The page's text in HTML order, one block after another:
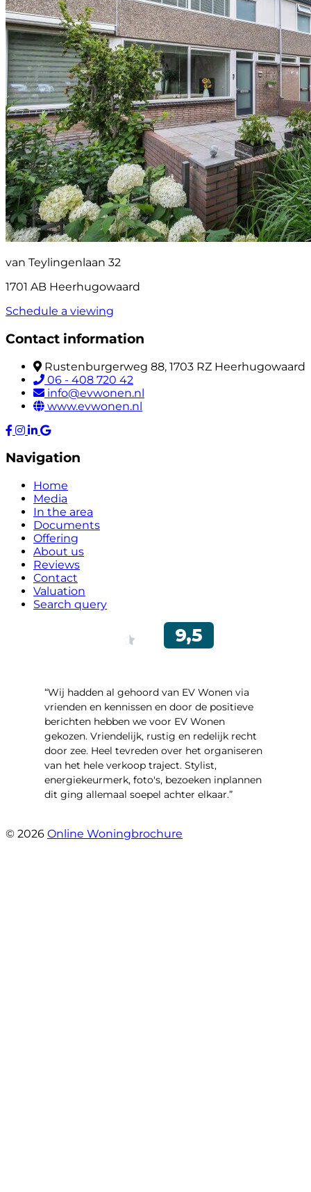
van Teylingenlaan 32
1701 AB Heerhugowaard
Schedule a viewing
Contact information
Rustenburgerweg 88, 1703 RZ Heerhugowaard
06 - 408 720 42
info@evwonen.nl
www.evwonen.nl
Navigation
Home
Media
In the area
Documents
Offering
About us
Reviews
Contact
Valuation
Search query
“Wij hadden al gehoord van EV Wonen via
vrienden en kennissen en door de positieve
berichten hebben we voor EV Wonen
gekozen. Vriendelijk, rustig en redelijk recht
door zee. Heel tevreden over het organiseren
van het hele verkoop traject. Stylist,
energiekeurmerk, foto's, bezoeken inplannen
dit ging allemaal soepel achter elkaar.”
© 2026 Online Woningbrochure